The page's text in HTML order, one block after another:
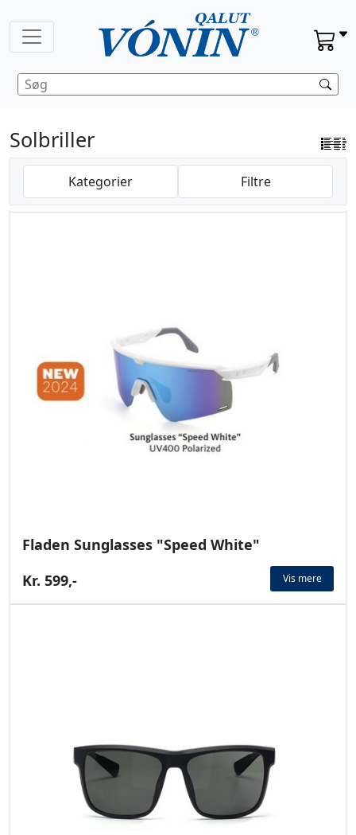
Solbriller
Kategorier Filtre
Fladen Sunglasses "Speed White"
Kr. 599,-
Vis mere